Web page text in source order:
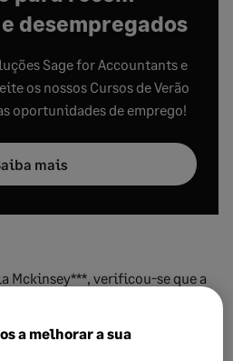
desempregados
Sage for Accountants e
os nossos Cursos de Verão
oportunidades de emprego!
mais
Mckinsey***, verificou-se que a
todas as empresas os
a melhorar a sua